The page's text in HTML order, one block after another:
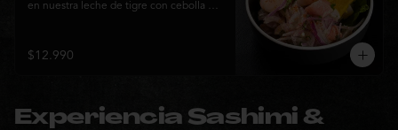
en nuestra leche de tigre con cebolla
para una experiencia Nikkei llena de
frescura, equilibrio y sabor.
$12.990
Experiencia Sashimi &